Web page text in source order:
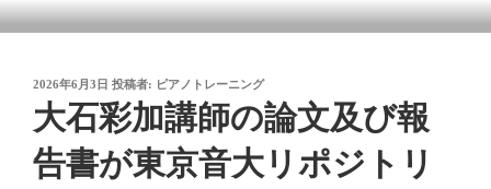
コ
ン
御木本メソッド
投
日:
2026年6月3日 投稿者: ピアノトレーニング
大石彩加講師の論文及び報
告書が東京音大リポジトリ